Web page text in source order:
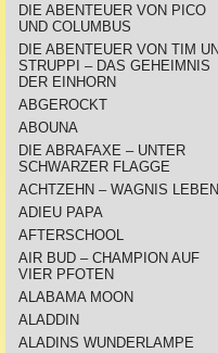
DIE ABENTEUER VON PICO
UND COLUMBUS
DIE ABENTEUER VON TIM
STRUPPI – DAS GEHEIMNIS
DER EINHORN
ABGEROCKT
ABOUNA
DIE ABRAFAXE – UNTER
SCHWARZER FLAGGE
ACHTZEHN – WAGNIS LEBEN
ADIEU PAPA
AFTERSCHOOL
AIR BUD – CHAMPION AUF
VIER PFOTEN
ALABAMA MOON
ALADDIN
ALADINS WUNDERLAMPE